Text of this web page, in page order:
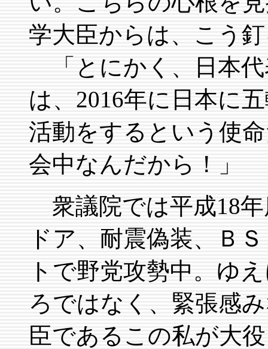
学大臣からは、こう
「とにかく、日本
は、2016年に日本に
活動をするという使
会中なんだから！」
衆議院では平成18
ドア、耐震偽装、Ｂ
トで野党攻勢中。ゆ
ろではなく、緊張感
臣であるこの私が大